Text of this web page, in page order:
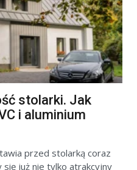
stolarki. Jak
i aluminium
przed stolarką coraz
się już nie tylko atrakcyjny